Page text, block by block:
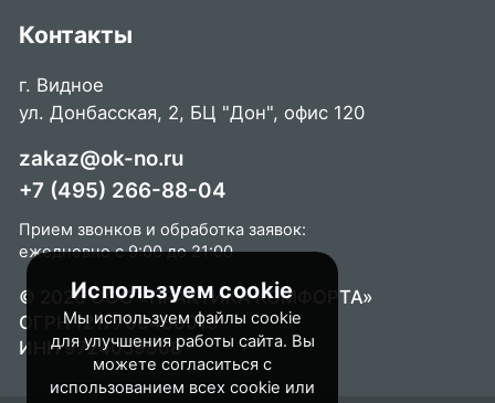
Используем cookie
Мы используем файлы cookie
для улучшения работы сайта. Вы
можете согласиться с
использованием всех cookie или
Контакты
г. Видное
ул. Донбасская, 2, БЦ "Дон", офис 120
zakaz@ok-no.ru
+7 (495) 266-88-04
Прием звонков и обработка заявок:
ежедневно с 9:00 до 21:00
© 2026 ООО «ПРАКТИКА КОМФОРТА»
ОГРН 1217700488015
ИНН 9724059968